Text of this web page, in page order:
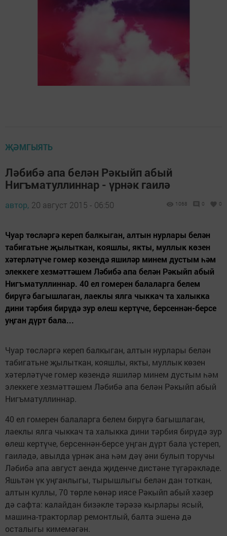
ҖӘМГЫЯТЬ
Ләбибә апа белән Рәкыйп абый
Нигъматуллиннар - үрнәк гаилә
автор, 20 август 2015 - 06:50 1068 0 0
Чуар төсләргә кереп балкыган, алтын нурлары белән
табигатьне җылыткан, кояшлы, якты, муллык көзен
хәтерләтүче гомер көзендә яшиләр минем дустым һәм
элеккеге хезмәттәшем Ләбибә апа белән Рәкыйп абый
Нигъматуллиннар. 40 ел гомерен балаларга белем
бирүгә багышлаган, лаеклы ялга чыккач та халыкка
дини тәрбия бирүдә зур өлеш кертүче, берсеннән-берсе
уңган дүрт бала...
Чуар төсләргә кереп балкыган, алтын нурлары белән
табигатьне җылыткан, кояшлы, якты, муллык көзен
хәтерләтүче гомер көзендә яшиләр минем дустым һәм
элеккеге хезмәттәшем Ләбибә апа белән Рәкыйп абый
Нигъматуллиннар.
40 ел гомерен балаларга белем бирүгә багышлаган,
лаеклы ялга чыккач та халыкка дини тәрбия бирүдә зур
өлеш кертүче, берсеннән-берсе уңган дүрт бала үстереп,
гаиләдә, авылда үрнәк ана һәм дәү әни булып торучы
Ләбибә апа август аенда җиденче дистәне түгәрәкләде.
Яшьтән үк уңганлыгы, тырышлыгы белән дан тоткан,
алтын куллы, 70 төрле һөнәр иясе Рәкыйп абый хәзер
дә сафта: калайдан бизәкле тәрәзә кырлары ясый,
машина-тракторлар ремонтлый, балта эшенә дә
осталыгы кимемәгән.